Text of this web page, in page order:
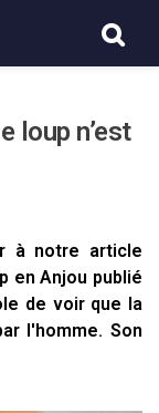
loup n’est
à notre article
en Anjou publié
de voir que la
l'homme. Son